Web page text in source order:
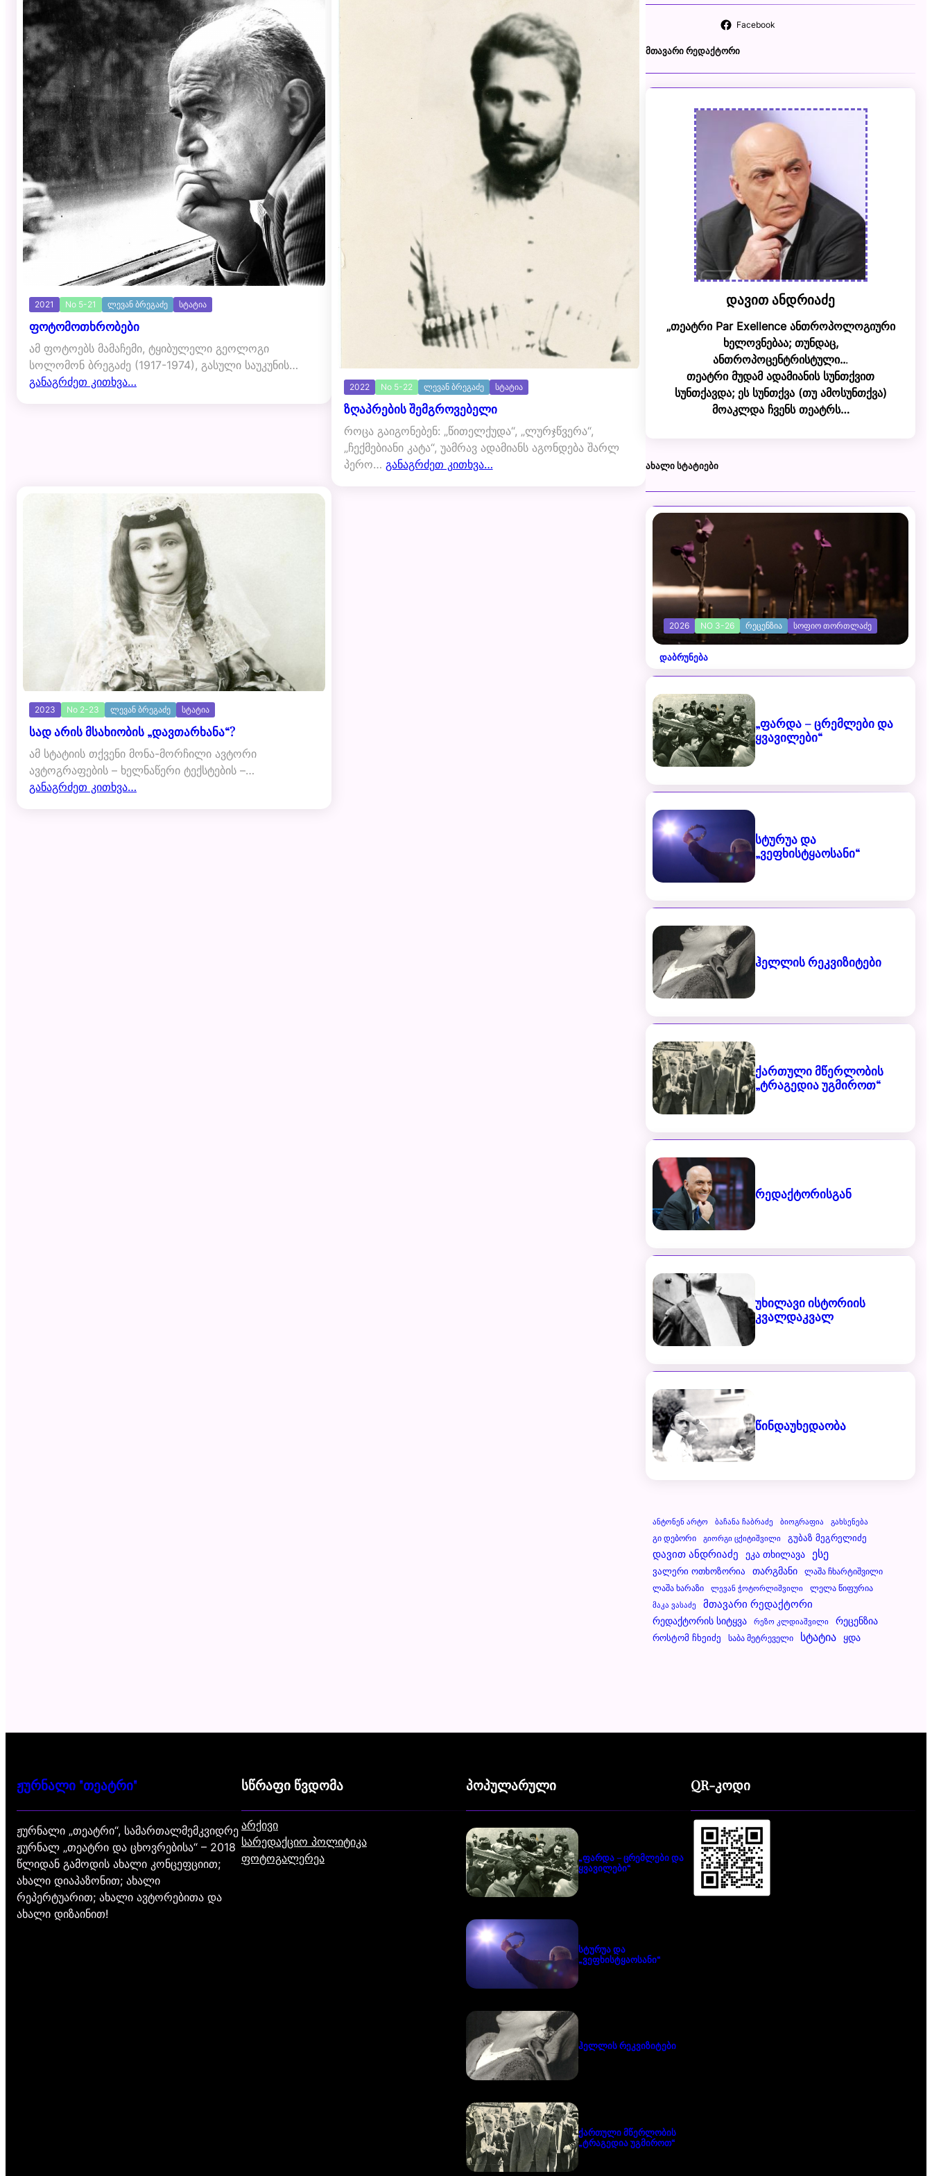
2021 No 5-21 ლევან ბრეგაძე სტატია
ფოტომოთხრობები
ამ ფოტოებს მამაჩემი, ტყიბულელი გეოლოგი
სოლომონ ბრეგაძე (1917-1974), გასული საუკუნის…
განაგრძეთ კითხვა…
2022 No 5-22 ლევან ბრეგაძე სტატია
ზღაპრების შემგროვებელი
როცა გაიგონებენ: „წითელქუდა“, „ლურჯწვერა“,
„ჩექმებიანი კატა“, უამრავ ადამიანს აგონდება შარლ
პერო… განაგრძეთ კითხვა…
2023 No 2-23 ლევან ბრეგაძე სტატია
სად არის მსახიობის „დავთარხანა“?
ამ სტატიის თქვენი მონა-მორჩილი ავტორი
ავტოგრაფების – ხელნაწერი ტექსტების –…
განაგრძეთ კითხვა…
Facebook
ᲛᲗᲐᲕᲐᲠᲘ ᲠᲔᲓᲐᲥᲢᲝᲠᲘ
დავით ანდრიაძე
„თეატრი Par Exellence ანთროპოლოგიური
ხელოვნებაა; თუნდაც,
ანთროპოცენტრისტული...
თეატრი მუდამ ადამიანის სუნთქვით
სუნთქავდა; ეს სუნთქვა (თუ ამოსუნთქვა)
მოაკლდა ჩვენს თეატრს…
ᲐᲮᲐᲚᲘ ᲡᲢᲐᲢᲘᲔᲑᲘ
2026 NO 3-26 ᲠᲔᲪᲔᲜᲖᲘᲐ ᲡᲝᲤᲘᲝ ᲗᲝᲠᲗᲚᲐᲫᲔ
დაბრუნება
„ფარდა – ცრემლები და
ყვავილები“
სტურუა და
„ვეფხისტყაოსანი“
ჰელლის რეკვიზიტები
ქართული მწერლობის
„ტრაგედია უგმიროთ“
რედაქტორისგან
უხილავი ისტორიის
კვალდაკვალ
წინდაუხედაობა
Ანტონენ Არტო Ბაჩანა Ჩაბრაძე Ბიოგრაფია
Გახსენება
Გი Დებორი
Გიორგი Ცქიტიშვილი Გუბაზ Მეგრელიძე
Დავით Ანდრიაძე Ეკა Თხილავა Ესე
Ვალერი Ოთხოზორია Თარგმანი Ლაშა Ჩხარტიშვილი
Ლაშა Ხარაზი Ლევან Ჭოტორლიშვილი
Ლელა Წიფურია
Მაკა Ვასაძე
Მთავარი Რედაქტორი
Რედაქტორის Სიტყვა Რეზო Კლდიაშვილი Რეცენზია
Როსტომ Ჩხეიძე Საბა Მეტრეველი Სტატია Ყდა
ჟურნალი "თეატრი"
ჟურნალი „თეატრი“, სამართალმემკვიდრე
ჟურნალ „თეატრი და ცხოვრებისა“ – 2018
წლიდან გამოდის ახალი კონცეფციით;
ახალი დიაპაზონით; ახალი
რეპერტუარით; ახალი ავტორებითა და
ახალი დიზაინით!
სწრაფი წვდომა
არქივი
სარედაქციო პოლიტიკა
ფოტოგალერეა
პოპულარული
„ფარდა – ცრემლები და
ყვავილები“
სტურუა და
„ვეფხისტყაოსანი“
ჰელლის რეკვიზიტები
ქართული მწერლობის
„ტრაგედია უგმიროთ“
QR-კოდი